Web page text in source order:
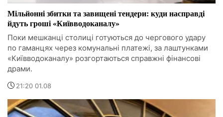
Мільйонні збитки та завищені тендери: куди насправді
йдуть гроші «Київводоканалу»
Поки мешканці столиці готуються до чергового удару
по гаманцях через комунальні платежі, за лаштунками
«Київводоканалу» розгортаються справжні фінансові
драми.
21:20 01.08